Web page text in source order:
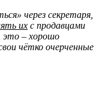
через секретаря,
их с продавцами
это – хорошо
чётко очерченные